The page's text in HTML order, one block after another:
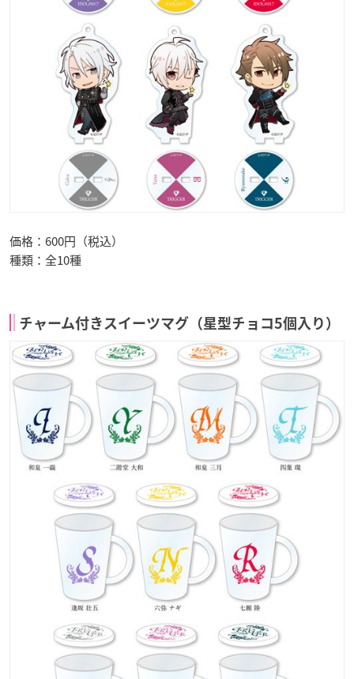
価格：600円（税込）
種類：全10種
チャーム付きスイーツマグ（星型チョコ5個入り）